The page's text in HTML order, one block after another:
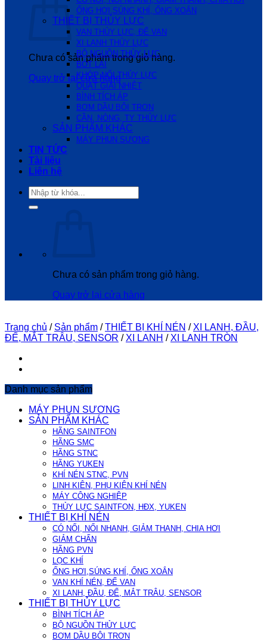
Chưa có sản phẩm trong giỏ hàng.
Quay trở lại cửa hàng
ỐNG HƠI,SÚNG KHÍ, ỐNG XOẮN
THIẾT BỊ THỦY LỰC
VAN THỦY LỰC, ĐẾ VAN
XI LANH THỦY LỰC
BỘ NGUỒN THỦY LỰC
BÓT LÁI
KHỚP NỐI THỦY LỰC
QUẠT GIẢI NHIỆT
BÌNH TÍCH ÁP
BƠM DẦU BÔI TRƠN
CẦN, NÒNG, TY THỦY LỰC
SẢN PHẨM KHÁC
MÁY PHUN SƯƠNG
TIN TỨC
Tài liệu
Liên hệ
Tìm
kiếm:
Chưa có sản phẩm trong giỏ hàng.
Quay trở lại cửa hàng
Trang chủ / Sản phẩm / THIẾT BỊ KHÍ NÉN / XI LANH, ĐẦU,
ĐẾ, MẮT TRÂU, SENSOR / XI LANH / XI LANH TRÒN
Danh mục sản phẩm
MÁY PHUN SƯƠNG
SẢN PHẨM KHÁC
HÃNG SAINTFON
HÃNG SMC
HÃNG STNC
HÃNG YUKEN
KHÍ NÉN STNC, PVN
LINH KIÊN, PHỤ KIỆN KHÍ NÉN
MÁY CÔNG NGHIỆP
THỦY LỰC SAINTFON, HĐX, YUKEN
THIẾT BỊ KHÍ NÉN
CÓ NỐI, NỐI NHANH, GIẢM THANH, CHIA HƠI
GIẢM CHẤN
HÃNG PVN
LỌC KHÍ
ỐNG HƠI,SÚNG KHÍ, ỐNG XOẮN
VAN KHÍ NÉN, ĐẾ VAN
XI LANH, ĐẦU, ĐẾ, MẮT TRÂU, SENSOR
THIẾT BỊ THỦY LỰC
BÌNH TÍCH ÁP
BỘ NGUỒN THỦY LỰC
BƠM DẦU BÔI TRƠN